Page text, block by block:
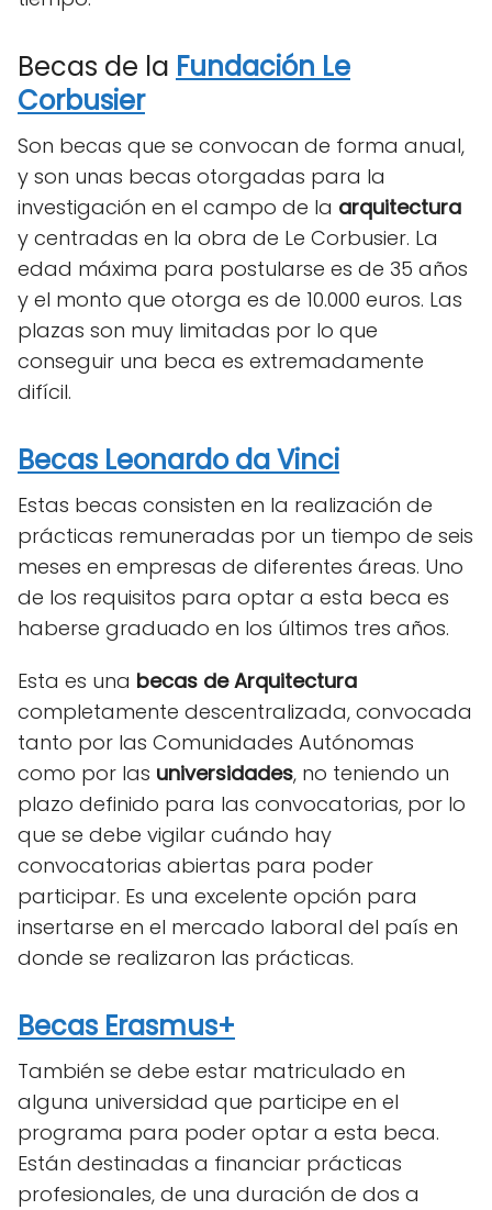
Becas de la Fundación Le
Corbusier
Son becas que se convocan de forma anual,
y son unas becas otorgadas para la
investigación en el campo de la arquitectura
y centradas en la obra de Le Corbusier. La
edad máxima para postularse es de 35 años
y el monto que otorga es de 10.000 euros. Las
plazas son muy limitadas por lo que
conseguir una beca es extremadamente
difícil.
Becas Leonardo da Vinci
Estas becas consisten en la realización de
prácticas remuneradas por un tiempo de seis
meses en empresas de diferentes áreas. Uno
de los requisitos para optar a esta beca es
haberse graduado en los últimos tres años.
Esta es una becas de Arquitectura
completamente descentralizada, convocada
tanto por las Comunidades Autónomas
como por las universidades, no teniendo un
plazo definido para las convocatorias, por lo
que se debe vigilar cuándo hay
convocatorias abiertas para poder
participar. Es una excelente opción para
insertarse en el mercado laboral del país en
donde se realizaron las prácticas.
Becas Erasmus+
También se debe estar matriculado en
alguna universidad que participe en el
programa para poder optar a esta beca.
Están destinadas a financiar prácticas
profesionales, de una duración de dos a